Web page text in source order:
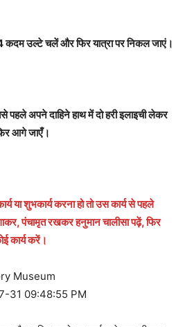
उल्टे चलें और फिर यात्रा पर निकल जाएं।
अपने दाहिने हाथ में दो हरी इलाइची लेकर
आगे जाएँ।
या शुभकार्य करना हो तो उस कार्य से पहले
पंचामृत रखकर हनुमान चालीसा पढ़ें, फिर
कार्य करें।
Museum
31 09:48:55 PM